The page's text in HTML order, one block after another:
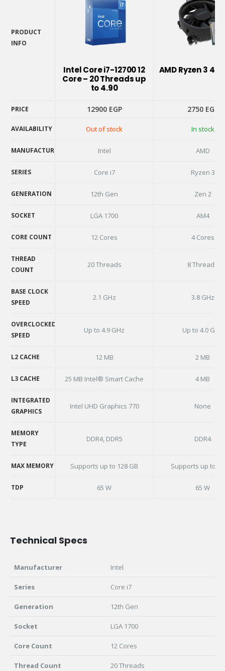
PRODUCT
INFO
Intel Core i7-12700 12
Core – 20 Threads up
to 4.90
AMD Ryzen 3
PRICE 12900 EGP 2750 EGP
AVAILABILITY Out of stock In stock
MANUFACTURER Intel AMD
SERIES Core i7 Ryzen 3
GENERATION 12th Gen Zen 2
SOCKET LGA 1700 AM4
CORE COUNT 12 Cores 4 Cores
THREAD
COUNT
20 Threads 8 Threads
BASE CLOCK
SPEED
2.1 GHz 3.8 GHz
OVERCLOCKED
SPEED
Up to 4.9 GHz Up to 4.0 GHz
L2 CACHE 12 MB 2 MB
L3 CACHE 25 MB Intel® Smart Cache 4 MB
INTEGRATED
GRAPHICS
Intel UHD Graphics 770 None
MEMORY
TYPE
DDR4, DDR5 DDR4
MAX MEMORY Supports up to 128 GB Supports up to
TDP 65 W 65 W
PRICE
AVAILABILITY
MANUFACTURER
SERIES
GENERATION
SOCKET
CORE COUNT
COUNT
SPEED
SPEED
L2 CACHE
L3 CACHE
GRAPHICS
TYPE
MAX MEMORY
Technical Specs
Manufacturer Intel
Series Core i7
Generation 12th Gen
Socket LGA 1700
Core Count 12 Cores
Thread Count 20 Threads